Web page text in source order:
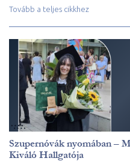
Tovább a teljes cikkhez
Szupernóvák nyomában –
Kiváló Hallgatója